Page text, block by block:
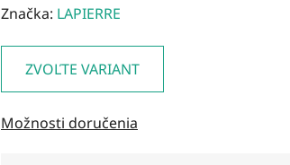
hodnotenie
5
Značka: LAPIERRE
ZVOĽTE VARIANT
Možnosti doručenia